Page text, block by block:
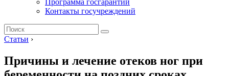
Программа госгарантий
Контакты госучреждений
Статьи ›
Причины и лечение отеков ног при